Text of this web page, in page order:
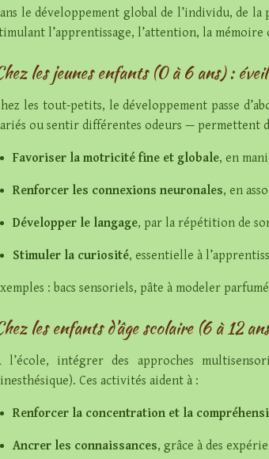
le développement global de l’individu, de la
l’apprentissage, l’attention, la
les jeunes enfants (0 à 6 ans) :
les tout-petits, le développement passe
ou sentir différentes odeurs — permettent
Favoriser la motricité fine et globale, en
Renforcer les connexions neuronales, en
Développer le langage, par la répétition de
Stimuler la curiosité, essentielle à
: bacs sensoriels, pâte à modeler
les enfants d’âge scolaire (6 à 12
l’école, intégrer des approches
Ces activités aident à :
Renforcer la concentration et la
Ancrer les connaissances, grâce à des